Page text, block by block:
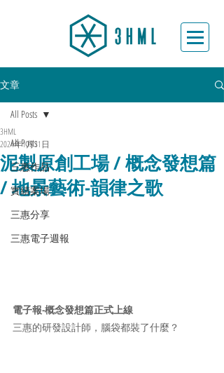
文章
All Posts
三惠作品
實績案場
三惠分享
三惠電子週報
All Posts
泥製原創工場 / 概念發想篇
/ 地景藝術-韻律之歌
3HML
2024年1月31日
電子報-概念發想篇正式上線
三惠的研發設計師，腦袋都裝了什麼？